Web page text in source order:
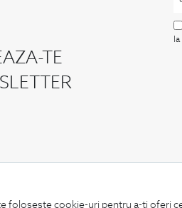
foloseste cookie-uri pentru a-ti oferi
TE